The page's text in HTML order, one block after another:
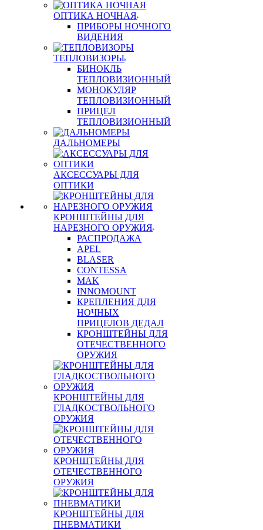
ОПТИКА НОЧНАЯ
ПРИБОРЫ НОЧНОГО
ВИДЕНИЯ
ТЕПЛОВИЗОРЫ
БИНОКЛЬ
ТЕПЛОВИЗИОННЫЙ
МОНОКУЛЯР
ТЕПЛОВИЗИОННЫЙ
ПРИЦЕЛ
ТЕПЛОВИЗИОННЫЙ
ДАЛЬНОМЕРЫ
АКСЕССУАРЫ ДЛЯ
ОПТИКИ
КРОНШТЕЙНЫ ДЛЯ
НАРЕЗНОГО ОРУЖИЯ
РАСПРОДАЖА
APEL
BLASER
CONTESSA
MAK
INNOMOUNT
КРЕПЛЕНИЯ ДЛЯ
НОЧНЫХ
ПРИЦЕЛОВ ДЕДАЛ
КРОНШТЕЙНЫ ДЛЯ
ОТЕЧЕСТВЕННОГО
ОРУЖИЯ
КРОНШТЕЙНЫ ДЛЯ
ГЛАДКОСТВОЛЬНОГО
ОРУЖИЯ
КРОНШТЕЙНЫ ДЛЯ
ОТЕЧЕСТВЕННОГО
ОРУЖИЯ
КРОНШТЕЙНЫ ДЛЯ
ПНЕВМАТИКИ